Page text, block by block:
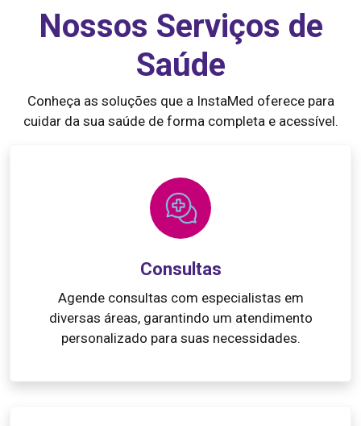
Nossos Serviços de
Saúde
Conheça as soluções que a InstaMed oferece para
cuidar da sua saúde de forma completa e acessível.
Consultas
Agende consultas com especialistas em
diversas áreas, garantindo um atendimento
personalizado para suas necessidades.